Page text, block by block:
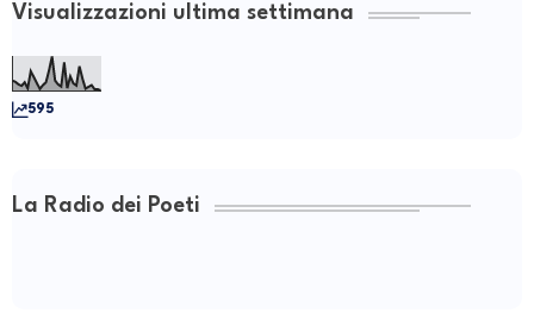
Visualizzazioni ultima settimana
595
La Radio dei Poeti